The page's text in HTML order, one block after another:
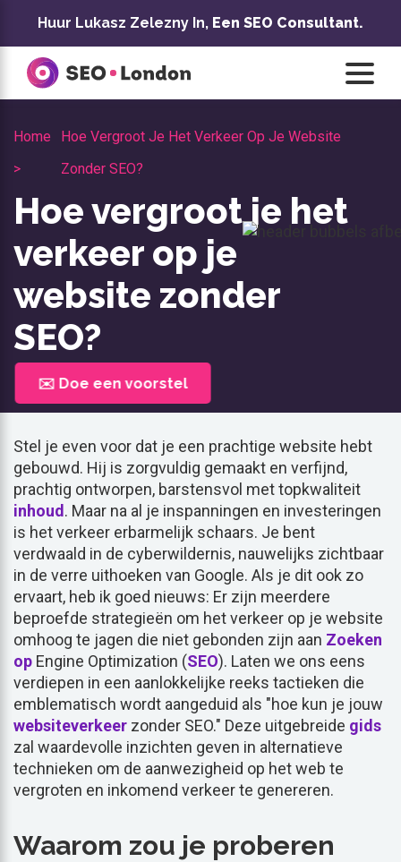
inhoud
Huur Lukasz Zelezny In, Een SEO Consultant.
Home
>
Hoe Vergroot Je Het Verkeer Op Je Website
Zonder SEO?
Hoe vergroot je het
verkeer op je
website zonder
SEO?
✉️ Doe een voorstel
Stel je even voor dat je een prachtige website hebt
gebouwd. Hij is zorgvuldig gemaakt en verfijnd,
prachtig ontworpen, barstensvol met topkwaliteit
inhoud . Maar na al je inspanningen en investeringen
is het verkeer erbarmelijk schaars. Je bent
verdwaald in de cyberwildernis, nauwelijks zichtbaar
in de verre uithoeken van Google. Als je dit ook zo
ervaart, heb ik goed nieuws: Er zijn meerdere
beproefde strategieën om het verkeer op je website
omhoog te jagen die niet gebonden zijn aan Zoeken
op Engine Optimization (SEO). Laten we ons eens
verdiepen in een aanlokkelijke reeks tactieken die
emblematisch wordt aangeduid als "hoe kun je jouw
websiteverkeer zonder SEO." Deze uitgebreide gids
zal waardevolle inzichten geven in alternatieve
technieken om de aanwezigheid op het web te
vergroten en inkomend verkeer te genereren.
Waarom zou je proberen